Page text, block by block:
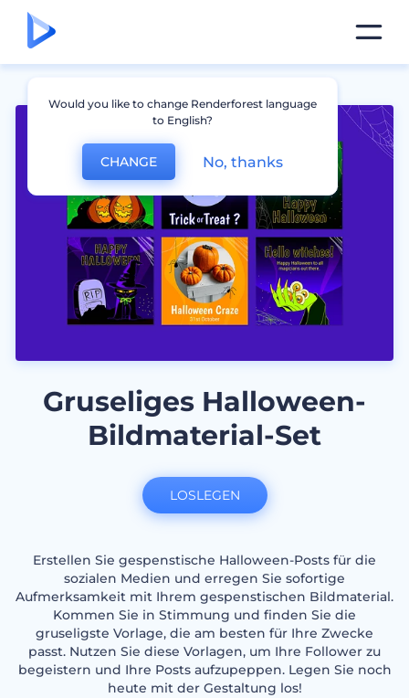
Gruseliges Halloween-
Bildmaterial-Set
Erstellen Sie gespenstische Halloween-Posts für die
sozialen Medien und erregen Sie sofortige
Aufmerksamkeit mit Ihrem gespenstischen Bildmaterial.
Kommen Sie in Stimmung und finden Sie die
gruseligste Vorlage, die am besten für Ihre Zwecke
passt. Nutzen Sie diese Vorlagen, um Ihre Follower zu
begeistern und Ihre Posts aufzupeppen. Legen Sie noch
heute mit der Gestaltung los!
LOSLEGEN
Would you like to change Renderforest language
to English?
CHANGE No, thanks